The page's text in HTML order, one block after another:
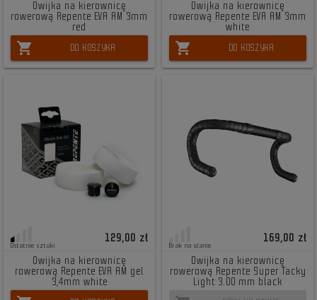
Owijka na kierownicę
rowerową Repente EVA AM 3mm
red
shopping_cart DO KOSZYKA
Owijka na kierownicę
rowerową Repente EVA AM 3mm
white
shopping_cart DO KOSZYKA
Ostatnie sztuki
129,00 zł
Owijka na kierownicę
rowerową Repente EVA AM gel
3,4mm white
Brak na stanie
169,00 zł
Owijka na kierownicę
rowerową Repente Super Tacky
Light 3.00 mm black